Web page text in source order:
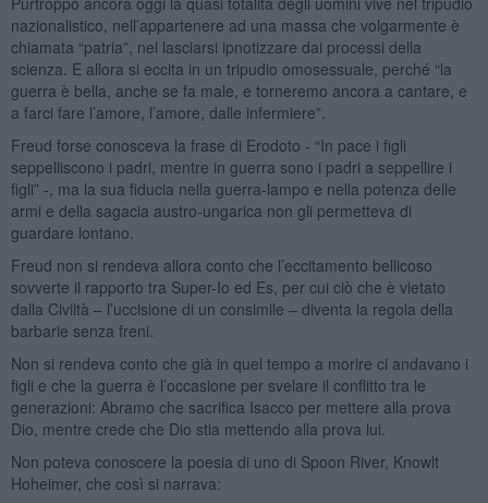
nazionalistico, nell’appartenere ad una massa che volgarmente è
chiamata “patria”, nel lasciarsi ipnotizzare dai processi della
scienza. E allora si eccita in un tripudio omosessuale, perché “la
guerra è bella, anche se fa male, e torneremo ancora a cantare, e
a farci fare l’amore, l’amore, dalle infermiere”.
Freud forse conosceva la frase di Erodoto - “In pace i figli
seppelliscono i padri, mentre in guerra sono i padri a seppellire i
figli” -, ma la sua fiducia nella guerra-lampo e nella potenza delle
armi e della sagacia austro-ungarica non gli permetteva di
guardare lontano.
Freud non si rendeva allora conto che l’eccitamento bellicoso
sovverte il rapporto tra Super-Io ed Es, per cui ciò che è vietato
dalla Civiltà – l’uccisione di un consimile – diventa la regola della
barbarie senza freni.
Non si rendeva conto che già in quel tempo a morire ci andavano i
figli e che la guerra è l’occasione per svelare il conflitto tra le
generazioni: Abramo che sacrifica Isacco per mettere alla prova
Dio, mentre crede che Dio stia mettendo alla prova lui.
Non poteva conoscere la poesia di uno di Spoon River, Knowlt
Hoheimer, che così si narrava: